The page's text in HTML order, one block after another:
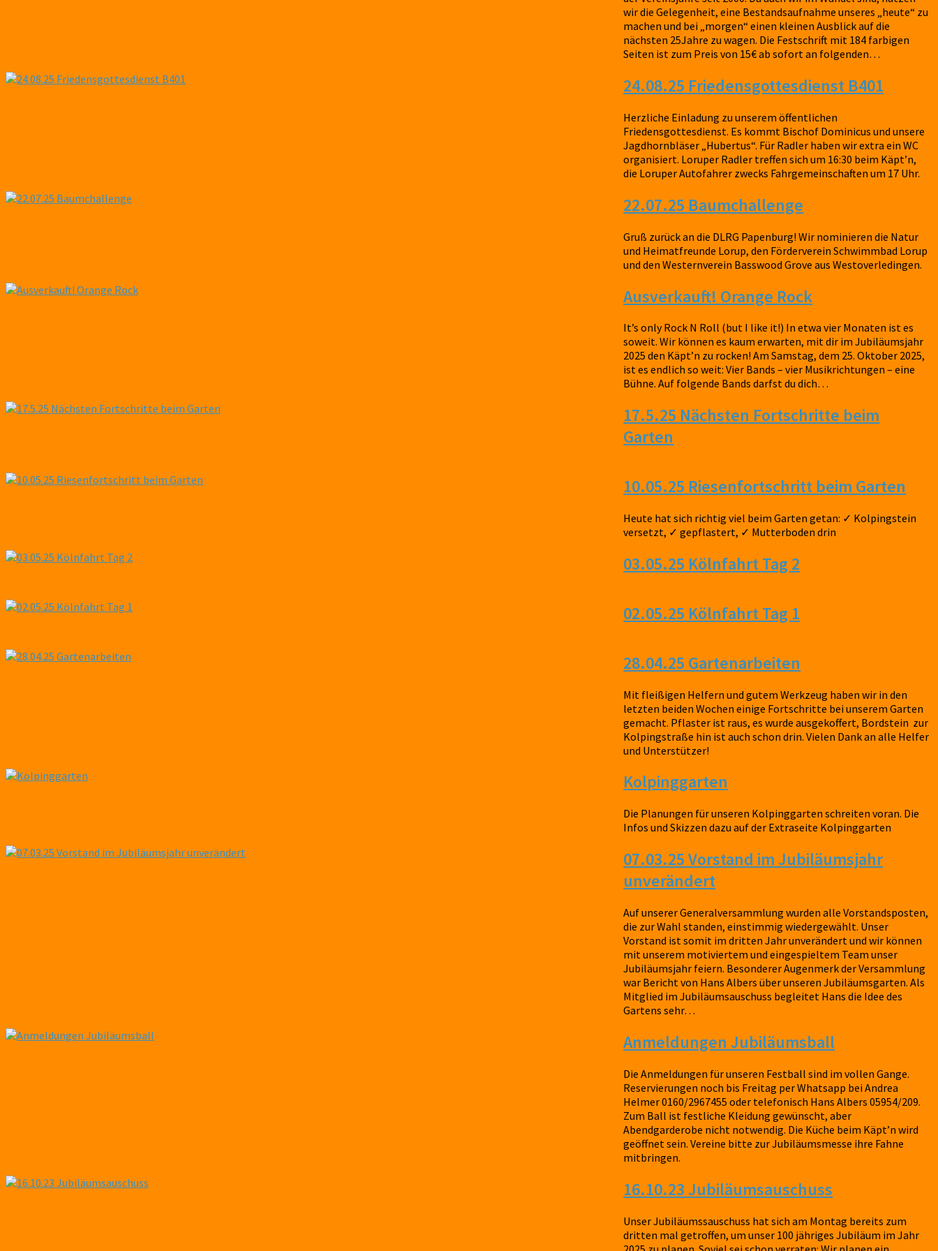
wir die Gelegenheit, eine Bestandsaufnahme unseres „heute“ zu
machen und bei „morgen“ einen kleinen Ausblick auf die
nächsten 25Jahre zu wagen. Die Festschrift mit 184 farbigen
Seiten ist zum Preis von 15€ ab sofort an folgenden…
24.08.25 Friedensgottesdienst B401
Herzliche Einladung zu unserem öffentlichen
Friedensgottesdienst. Es kommt Bischof Dominicus und unsere
Jagdhornbläser „Hubertus“. Für Radler haben wir extra ein WC
organisiert. Loruper Radler treffen sich um 16:30 beim Käpt’n,
die Loruper Autofahrer zwecks Fahrgemeinschaften um 17 Uhr.
22.07.25 Baumchallenge
Gruß zurück an die DLRG Papenburg! Wir nominieren die Natur
und Heimatfreunde Lorup, den Förderverein Schwimmbad Lorup
und den Westernverein Basswood Grove aus Westoverledingen.
Ausverkauft! Orange Rock
It’s only Rock N Roll (but I like it!) In etwa vier Monaten ist es
soweit. Wir können es kaum erwarten, mit dir im Jubiläumsjahr
2025 den Käpt’n zu rocken! Am Samstag, dem 25. Oktober 2025,
ist es endlich so weit: Vier Bands – vier Musikrichtungen – eine
Bühne. Auf folgende Bands darfst du dich…
17.5.25 Nächsten Fortschritte beim
Garten
10.05.25 Riesenfortschritt beim Garten
Heute hat sich richtig viel beim Garten getan: ✓ Kolpingstein
versetzt, ✓ gepflastert, ✓ Mutterboden drin
03.05.25 Kölnfahrt Tag 2
02.05.25 Kölnfahrt Tag 1
28.04.25 Gartenarbeiten
Mit fleißigen Helfern und gutem Werkzeug haben wir in den
letzten beiden Wochen einige Fortschritte bei unserem Garten
gemacht. Pflaster ist raus, es wurde ausgekoffert, Bordstein zur
Kolpingstraße hin ist auch schon drin. Vielen Dank an alle Helfer
und Unterstützer!
Kolpinggarten
Die Planungen für unseren Kolpinggarten schreiten voran. Die
Infos und Skizzen dazu auf der Extraseite Kolpinggarten
07.03.25 Vorstand im Jubiläumsjahr
unverändert
Auf unserer Generalversammlung wurden alle Vorstandsposten,
die zur Wahl standen, einstimmig wiedergewählt. Unser
Vorstand ist somit im dritten Jahr unverändert und wir können
mit unserem motiviertem und eingespieltem Team unser
Jubiläumsjahr feiern. Besonderer Augenmerk der Versammlung
war Bericht von Hans Albers über unseren Jubiläumsgarten. Als
Mitglied im Jubiläumsauschuss begleitet Hans die Idee des
Gartens sehr…
Anmeldungen Jubiläumsball
Die Anmeldungen für unseren Festball sind im vollen Gange.
Reservierungen noch bis Freitag per Whatsapp bei Andrea
Helmer 0160/2967455 oder telefonisch Hans Albers 05954/209.
Zum Ball ist festliche Kleidung gewünscht, aber
Abendgarderobe nicht notwendig. Die Küche beim Käpt’n wird
geöffnet sein. Vereine bitte zur Jubiläumsmesse ihre Fahne
mitbringen.
16.10.23 Jubiläumsauschuss
Unser Jubiläumssauschuss hat sich am Montag bereits zum
dritten mal getroffen, um unser 100 jähriges Jubiläum im Jahr